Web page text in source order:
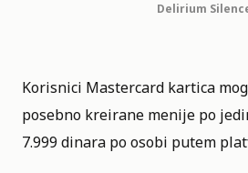
Delirium
Korisnici Mastercard kartica
posebno kreirane menije po
7.999 dinara po osobi putem